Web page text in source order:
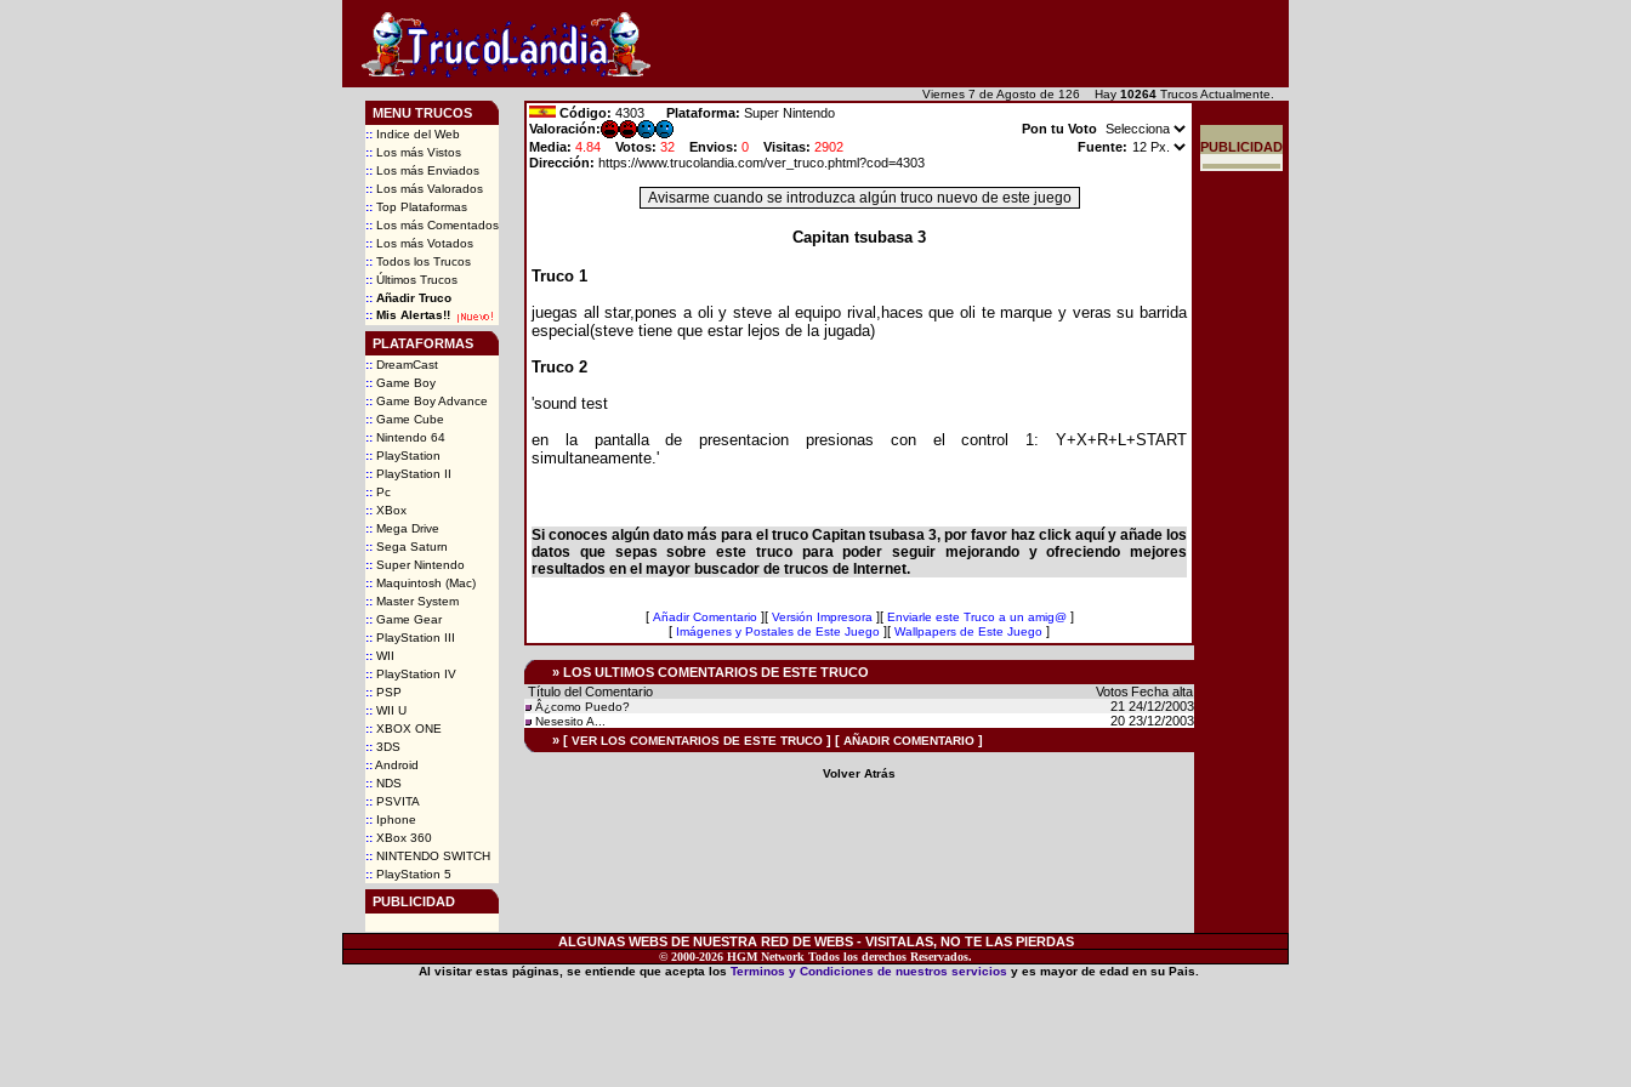
Viernes 7 de Agosto de 126 Hay 10264 Trucos Actualmente.
MENU TRUCOS
::Indice del Web
::Los más Vistos
::Los más Enviados
::Los más Valorados
::Top Plataformas
::Los más Comentados
::Los más Votados
::Todos los Trucos
::Últimos Trucos
:: Añadir Truco
:: Mis Alertas!!
PLATAFORMAS
::DreamCast
::Game Boy
::Game Boy Advance
::Game Cube
::Nintendo 64
::PlayStation
::PlayStation II
::Pc
::XBox
::Mega Drive
::Sega Saturn
::Super Nintendo
::Maquintosh (Mac)
::Master System
::Game Gear
::PlayStation III
::WII
::PlayStation IV
::PSP
::WII U
::XBOX ONE
::3DS
::Android
::NDS
::PSVITA
::Iphone
::XBox 360
::NINTENDO SWITCH
::PlayStation 5
PUBLICIDAD
Código: 4303 Plataforma: Super Nintendo
Valoración:
Pon tu Voto
Media: 4.84 Votos: 32 Envios: 0 Visitas: 2902
Fuente:
Dirección: https://www.trucolandia.com/ver_truco.phtml?cod=4303
Capitan tsubasa 3
Truco 1
juegas all star,pones a oli y steve al equipo rival,haces que oli te marque y veras su barrida
especial(steve tiene que estar lejos de la jugada)
Truco 2
'sound test
en la pantalla de presentacion presionas con el control 1: Y+X+R+L+START
simultaneamente.'
Si conoces algún dato más para el truco Capitan tsubasa 3, por favor haz click aquí y añade los
datos que sepas sobre este truco para poder seguir mejorando y ofreciendo mejores
resultados en el mayor buscador de trucos de Internet.
[ Añadir Comentario][ Versión Impresora ][ Enviarle este Truco a un amig@]
[ Imágenes y Postales de Este Juego ][ Wallpapers de Este Juego ]
» LOS ULTIMOS COMENTARIOS DE ESTE TRUCO
Título del Comentario
Votos Fecha alta
Â¿como Puedo? 21 24/12/2003
Nesesito A... 20 23/12/2003
» [ VER LOS COMENTARIOS DE ESTE TRUCO ] [ AÑADIR COMENTARIO ]
Volver Atrás
PUBLICIDAD
ALGUNAS WEBS DE NUESTRA RED DE WEBS - VISITALAS, NO TE LAS PIERDAS
© 2000-2026 HGM Network Todos los derechos Reservados.
Al visitar estas páginas, se entiende que acepta los Terminos y Condiciones de nuestros servicios y es mayor de edad en su Pais.